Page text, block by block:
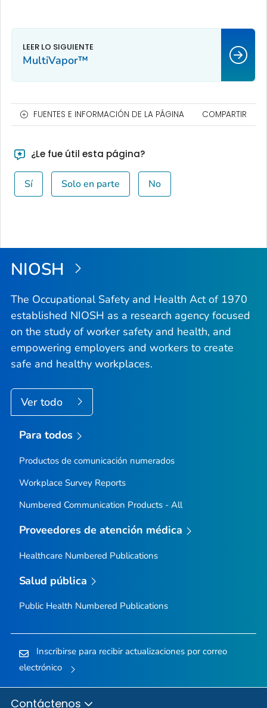
MultiVapor™
FUENTES E INFORMACIÓN DE LA PÁGINA COMPARTIR
¿Le fue útil esta página?
Sí Solo en parte No
NIOSH
The Occupational Safety and Health Act of 1970
established NIOSH as a research agency focused
on the study of worker safety and health, and
empowering employers and workers to create
safe and healthy workplaces.
Ver todo
Para todos
Productos de comunicación numerados
Workplace Survey Reports
Numbered Communication Products - All
Proveedores de atención médica
Healthcare Numbered Publications
Salud pública
Public Health Numbered Publications
Inscribirse para recibir actualizaciones por correo
electrónico
Contáctenos